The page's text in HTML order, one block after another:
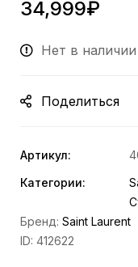
34,999₽
Нет в наличии
Поделиться
Артикул:
Категории:
Бренд:Saint Laurent
ID:412622